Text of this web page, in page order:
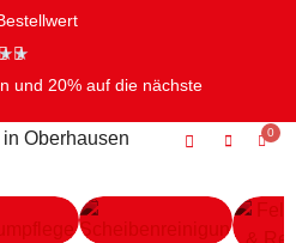
★★
und 20% auf die nächste